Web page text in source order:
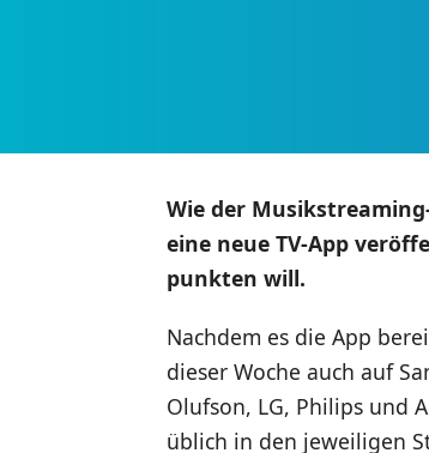
Wie der
eine neue TV-App
punkten will.
Nachdem es die App
dieser Woche auch auf
Olufson, LG, Philips und
üblich in den jeweiligen